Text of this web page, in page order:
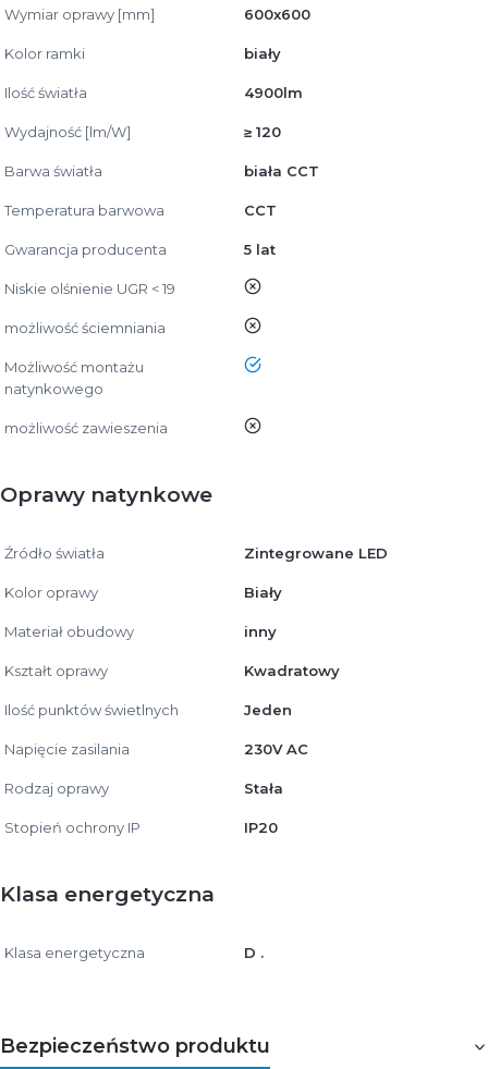
Wymiar oprawy [mm] 600x600
Kolor ramki biały
Ilość światła 4900lm
Wydajność [lm/W] ≥ 120
Barwa światła biała CCT
Temperatura barwowa CCT
Gwarancja producenta 5 lat
Niskie olśnienie UGR < 19 nie
możliwość ściemniania nie
Możliwość montażu
natynkowego
tak
możliwość zawieszenia nie
Oprawy natynkowe
Źródło światła Zintegrowane LED
Kolor oprawy Biały
Materiał obudowy inny
Kształt oprawy Kwadratowy
Ilość punktów świetlnych Jeden
Napięcie zasilania 230V AC
Rodzaj oprawy Stała
Stopień ochrony IP IP20
Klasa energetyczna
Klasa energetyczna D .
Bezpieczeństwo produktu